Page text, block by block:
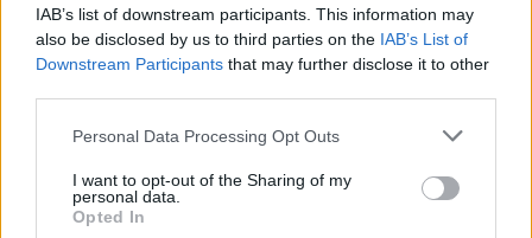
IAB’s list of downstream participants. This information may
also be disclosed by us to third parties on the IAB’s List of
Downstream Participants that may further disclose it to other
Personal Data Processing Opt Outs
I want to opt-out of the Sharing of my
personal data.
Opted In
Přihlásit se a odpovědět